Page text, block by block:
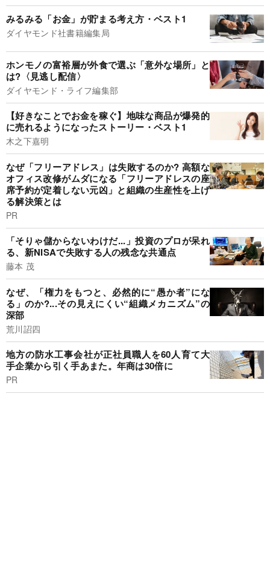
みるみる「お金」が貯まる考え方・ベスト1
ダイヤモンド社書籍編集局
ホンモノの富裕層が外食で選ぶ「意外な場所」と
は?〈見逃し配信〉
ダイヤモンド・ライフ編集部
【好きなことでお金を稼ぐ】地味な商品が爆発的
に売れるようになったストーリー・ベスト1
木之下嘉明
なぜ「フリーアドレス」は失敗するのか? 高額な
オフィス改修がムダになる「フリーアドレスの座
席予約が定着しない元凶」と組織の生産性を上げ
る解決策とは
PR
「そりゃ儲からないわけだ...」投資のプロが呆れ
る、新NISAで失敗する人の残念な共通点
藤本 茂
なぜ、「権力をもつと、必然的に“愚か者”にな
る」のか?...その見えにくい“組織メカニズム”の
深部
荒川詔四
地方の防水工事会社が正社員職人を60人育て大
手企業から引く手あまた。年商は30倍に
PR